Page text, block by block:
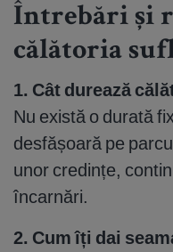
Întrebări și
călătoria
1. Cât durează
Nu există o durată
desfășoară pe
unor credințe,
încarnări.
2. Cum îți dai